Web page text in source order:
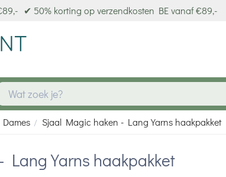
✔ 50% korting op verzendkosten BE vanaf €89,-
Dames / Sjaal Magic haken - Lang Yarns haakpakket
Yarns haakpakket